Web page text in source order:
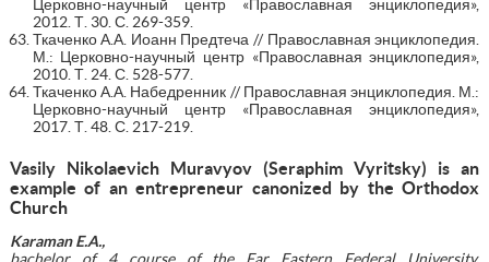
Церковно-научный центр «Православная энциклопедия»,
2012. Т. 30. С. 269-359.
Ткаченко А.А. Иоанн Предтеча // Православная энциклопедия.
М.: Церковно-научный центр «Православная энциклопедия»,
2010. Т. 24. С. 528-577.
Ткаченко А.А. Набедренник // Православная энциклопедия. М.:
Церковно-научный центр «Православная энциклопедия»,
2017. Т. 48. С. 217-219.
Vasily Nikolaevich Muravyov(Seraphim Vyritsky) is an
example of an entrepreneur canonized by the Orthodox
Church
Karaman E.A.,
bachelor of 4 course of the Far Eastern Federal University,